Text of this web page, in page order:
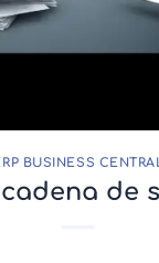
BUSINESS
cadena de